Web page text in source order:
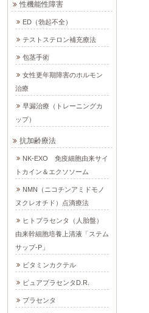
性機能性障害
ED（勃起不全）
テストステロン補充療法
包茎手術
女性更年期障害のホルモン
治療
早漏治療（トレーニングカ
ップ）
抗加齢療法
NK-EXO 免疫細胞由来サイ
トカイン＆エクソソーム
NMN（ニコチンアミドモノ
ヌクレオチド）点滴療法
ヒトプラセンタ（人胎盤）
由来幹細胞培養上清液「ステム
サップ-P」
ビタミンカクテル
ピュアプラセンタD.R.
プラセンタ